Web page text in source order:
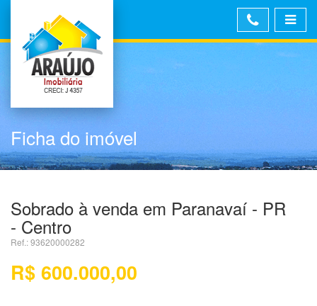
Ficha do imóvel
Sobrado à venda em Paranavaí - PR
- Centro
Ref.: 93620000282
R$ 600.000,00